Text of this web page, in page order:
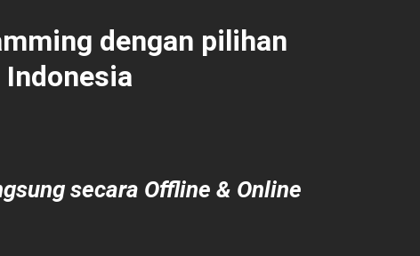
dengan pilihan
Indonesia
secara Offline & Online